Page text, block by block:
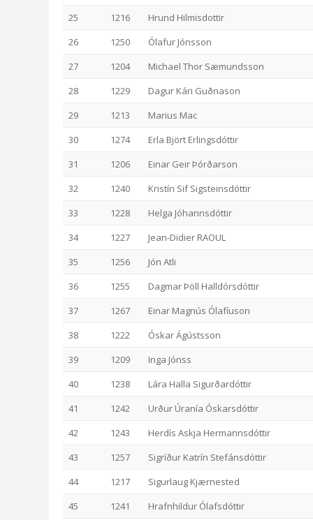
25
1216
Hrund Hilmisdottir
26
1250
Ólafur Jónsson
27
1204
Michael Thor Sæmundsson
28
1229
Dagur Kári Guðnason
29
1213
Marius Mac
30
1274
Erla Björt Erlingsdóttir
31
1206
Einar Geir Þórðarson
32
1240
Kristín Sif Sigsteinsdóttir
33
1228
Helga Jóhannsdóttir
34
1227
Jean-Didier RAOUL
35
1256
Jón Atli
36
1255
Dagmar Þöll Halldórsdóttir
37
1267
Einar Magnús Ólafíuson
38
1222
Óskar Ágústsson
39
1209
Inga Jónss
40
1238
Lára Halla Sigurðardóttir
41
1242
Urður Úranía Óskarsdóttir
42
1243
Herdís Askja Hermannsdóttir
43
1257
Sigríður Katrín Stefánsdóttir
44
1217
Sigurlaug Kjærnested
45
1241
Hrafnhildur Ólafsdóttir